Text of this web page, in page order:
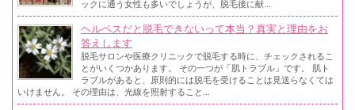
ックに通う女性も多いでしょうが、脱毛後に献...
ヘルペスだと脱毛できないって本当？真実と理由をお
答えします
脱毛サロンや医療クリニックで脱毛する時に、チェックされるこ
とがいくつかあります。 その一つが「肌トラブル」です。 肌ト
ラブルがあると、原則的には脱毛を受けることは見送らなくては
いけません。 その理由は、光線を照射すること...